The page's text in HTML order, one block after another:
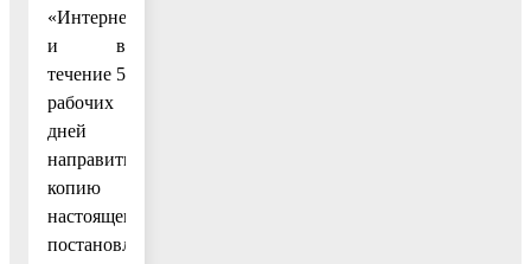
«Интернет»
и в
течение 5
рабочих
дней
направить
копию
настоящего
постановления